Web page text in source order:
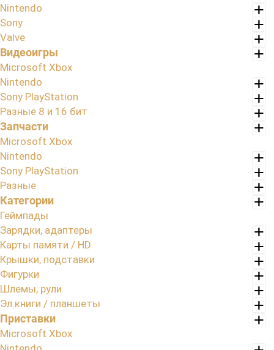
Nintendo
Sony
Valve
Видеоигры
Microsoft Xbox
Nintendo
Sony PlayStation
Разные 8 и 16 бит
Запчасти
Microsoft Xbox
Nintendo
Sony PlayStation
Разные
Категории
Геймпады
Зарядки, адаптеры
Карты памяти / HD
Крышки, подставки
Фигурки
Шлемы, рули
Эл.книги / планшеты
Приставки
Microsoft Xbox